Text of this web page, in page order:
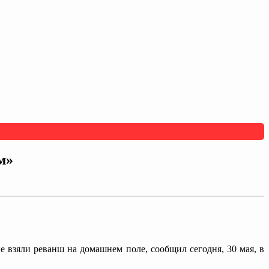
взяли реванш на домашнем поле, сообщил сегодня, 30 мая, в